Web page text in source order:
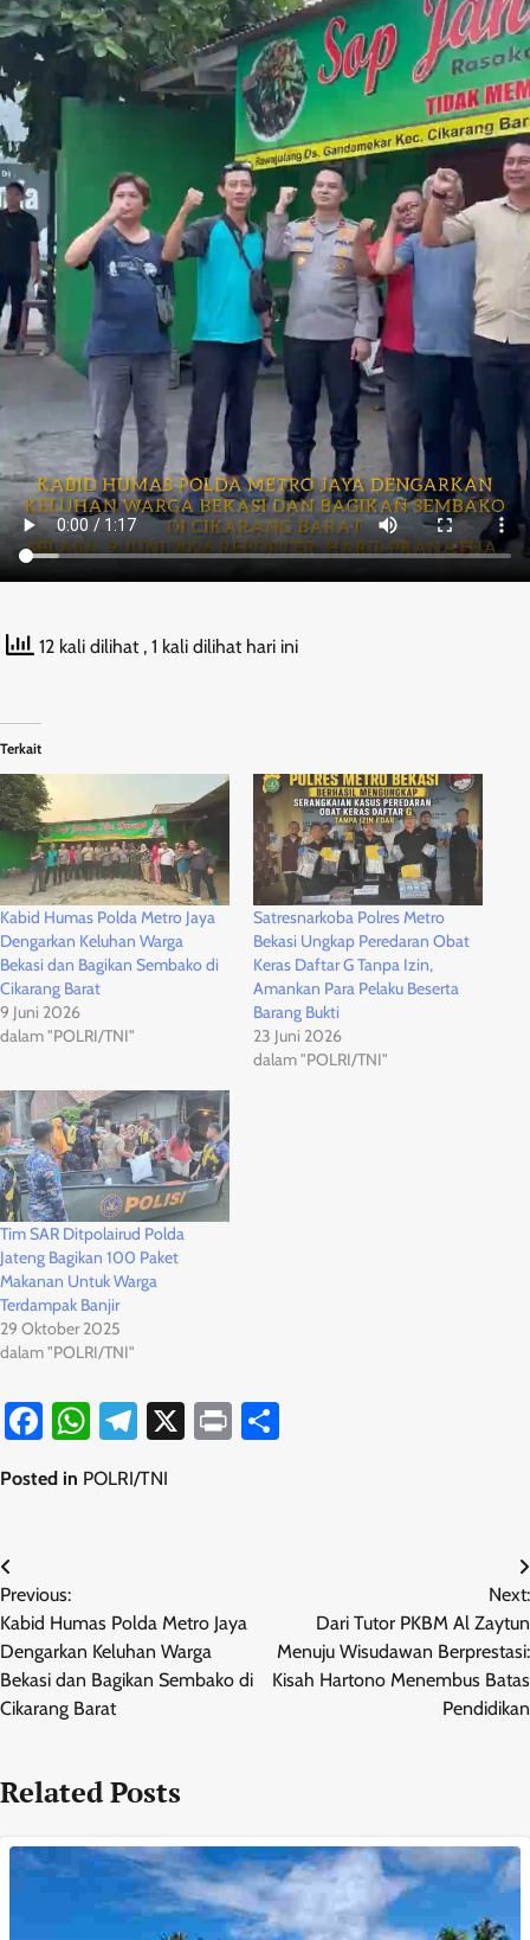
12 kali dilihat , 1 kali dilihat hari ini
Terkait
Kabid Humas Polda Metro Jaya
Dengarkan Keluhan Warga
Bekasi dan Bagikan Sembako di
Cikarang Barat
9 Juni 2026
dalam "POLRI/TNI"
Satresnarkoba Polres Metro
Bekasi Ungkap Peredaran Obat
Keras Daftar G Tanpa Izin,
Amankan Para Pelaku Beserta
Barang Bukti
23 Juni 2026
dalam "POLRI/TNI"
Tim SAR Ditpolairud Polda
Jateng Bagikan 100 Paket
Makanan Untuk Warga
Terdampak Banjir
29 Oktober 2025
dalam "POLRI/TNI"
Facebook
WhatsApp
Telegram
X Print
Posted in POLRI/TNI
Navigasi
pos
Previous:
Kabid Humas Polda Metro Jaya
Dengarkan Keluhan Warga
Bekasi dan Bagikan Sembako di
Cikarang Barat
Next:
Dari Tutor PKBM Al Zaytun
Menuju Wisudawan Berprestasi:
Kisah Hartono Menembus Batas
Pendidikan
Related Posts